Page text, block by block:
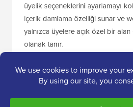
üyelik seçeneklerini ayarlamayı
içerik damlama özelliği sunar ve
yalnızca üyelere açık özel bir
olanak tanır.